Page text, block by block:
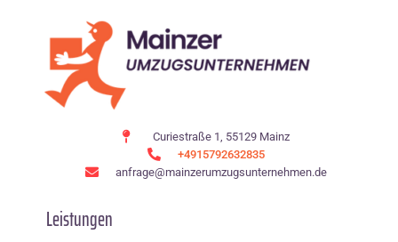
Curiestraße 1, 55129 Mainz
+4915792632835
anfrage@mainzerumzugsunternehmen.de
Leistungen